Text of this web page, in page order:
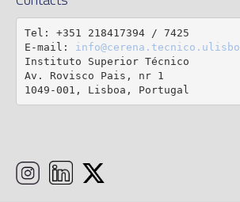
Tel: +351 218417394 / 7425
E-mail:
Instituto Superior Técnico
Av. Rovisco Pais, nr 1
1049-001, Lisboa, Portugal